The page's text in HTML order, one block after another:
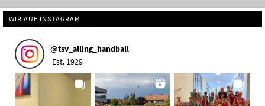
WIR AUF INSTAGRAM
@tsv_alling_handball
Est. 1929